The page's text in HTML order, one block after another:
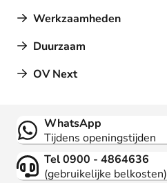
Werkzaamheden
Duurzaam
OV Next
Contact
WhatsApp
Tijdens openingstijden
Tel 0900 - 4864636
(gebruikelijke belkosten)